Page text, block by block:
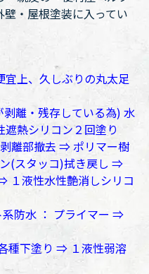
・屋根塗装に入ってい
宜上、久しぶりの丸太足
離・残存している為) 水
熱シリコン２回塗り
離部撤去 ⇒ ポリマー樹
(スタッコ)拭き戻し ⇒
１液性水性艶消しシリコ
系防水 ： プライマー ⇒
種下塗り ⇒ １液性弱溶